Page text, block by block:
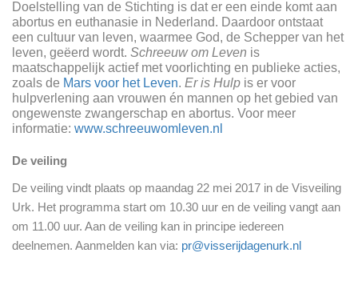
Doelstelling van de Stichting is dat er een einde komt aan
abortus en euthanasie in Nederland. Daardoor ontstaat
een cultuur van leven, waarmee God, de Schepper van het
leven, geëerd wordt. Schreeuw om Leven is
maatschappelijk actief met voorlichting en publieke acties,
zoals de Mars voor het Leven. Er is Hulp is er voor
hulpverlening aan vrouwen én mannen op het gebied van
ongewenste zwangerschap en abortus. Voor meer
informatie: www.schreeuwomleven.nl
De veiling
De veiling vindt plaats op maandag 22 mei 2017 in de Visveiling
Urk. Het programma start om 10.30 uur en de veiling vangt aan
om 11.00 uur. Aan de veiling kan in principe iedereen
deelnemen. Aanmelden kan via: pr@visserijdagenurk.nl